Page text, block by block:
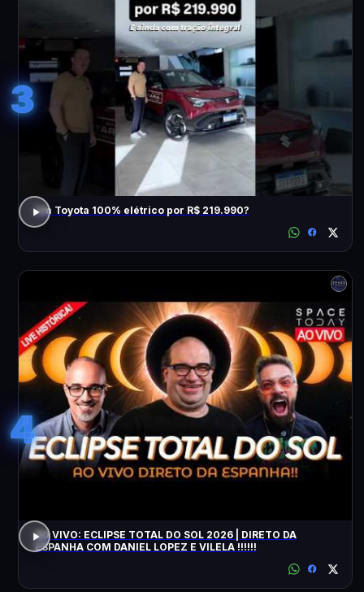
3
Um Toyota 100% elétrico por R$ 219.990?
4
AO VIVO: ECLIPSE TOTAL DO SOL 2026 | DIRETO DA
ESPANHA COM DANIEL LOPEZ E VILELA !!!!!!